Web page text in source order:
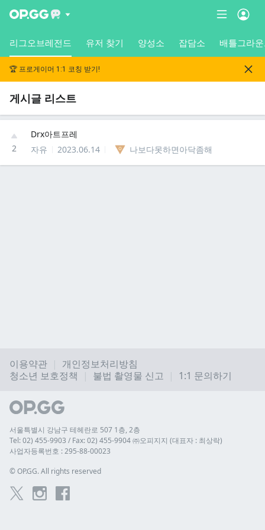
리그오브레전드 유저 찾기 양성소 잡담소 배틀그라
🏆 프로게이머 1:1 코칭 받기!
게시글 리스트
2
Drx아트프레
자유
2023.06.14 나보다못하면아닥좀해
이용약관
개인정보처리방침
청소년 보호정책
불법 촬영물 신고 1:1 문의하기
서울특별시 강남구 테헤란로 507 1층, 2층
Tel: 02) 455-9903 / Fax: 02) 455-9904 ㈜오피지지 (대표자 : 최상락)
사업자등록번호 : 295-88-00023
© OP.GG. All rights reserved